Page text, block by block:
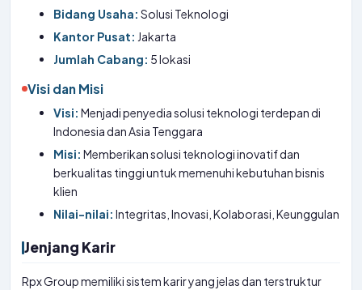
Bidang Usaha: Solusi Teknologi
Kantor Pusat: Jakarta
Jumlah Cabang: 5 lokasi
Visi dan Misi
Visi: Menjadi penyedia solusi teknologi terdepan di
Indonesia dan Asia Tenggara
Misi: Memberikan solusi teknologi inovatif dan
berkualitas tinggi untuk memenuhi kebutuhan bisnis
klien
Nilai-nilai: Integritas, Inovasi, Kolaborasi, Keunggulan
Jenjang Karir
Rpx Group memiliki sistem karir yang jelas dan terstruktur